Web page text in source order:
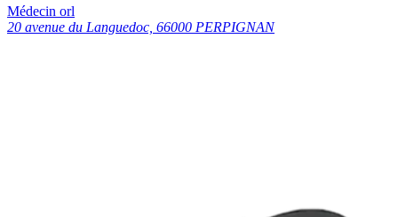
Médecin orl
20 avenue du Languedoc, 66000 PERPIGNAN